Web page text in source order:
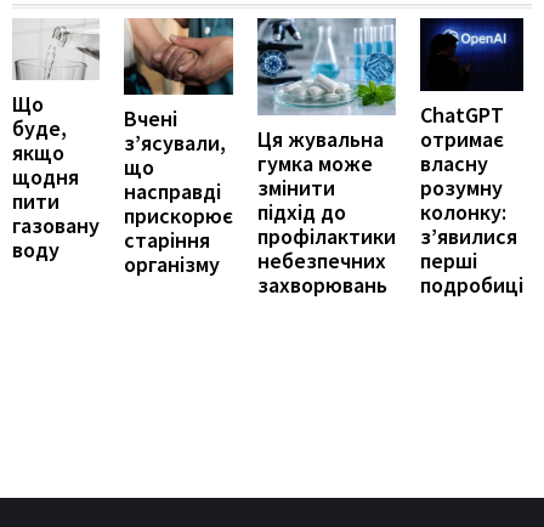
Що
буде,
якщо
щодня
пити
газовану
воду
Вчені
з’ясували,
що
насправді
прискорює
старіння
організму
Ця жувальна
гумка може
змінити
підхід до
профілактики
небезпечних
захворювань
ChatGPT
отримає
власну
розумну
колонку:
з’явилися
перші
подробиці